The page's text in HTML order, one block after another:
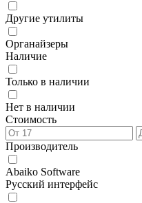
Другие утилиты
Органайзеры
Наличие
Только в наличии
Нет в наличии
Стоимость
Производитель
Abaiko Software
Русский интерфейс